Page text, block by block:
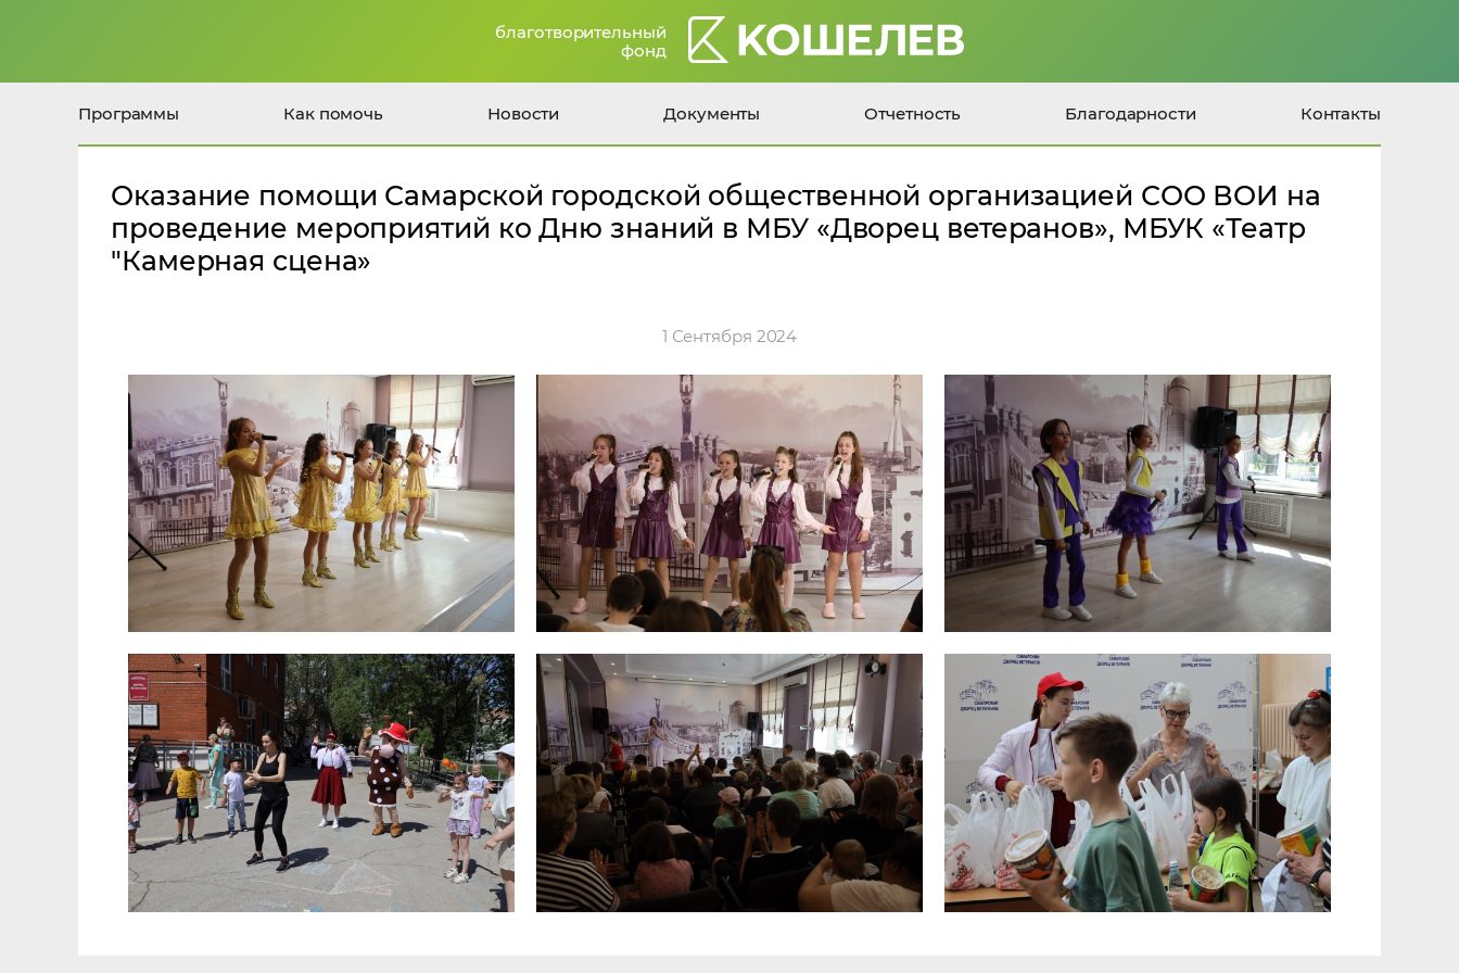
благотворительный
фонд
Программы Как помочь Новости Документы Отчетность Благодарности Контакты
Оказание помощи Самарской городской общественной организацией СОО ВОИ на
проведение мероприятий ко Дню знаний в МБУ «Дворец ветеранов», МБУК «Театр
"Камерная сцена»
1 Сентября 2024